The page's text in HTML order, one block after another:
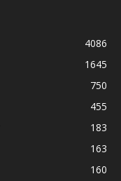
4086
1645
750
455
183
163
160